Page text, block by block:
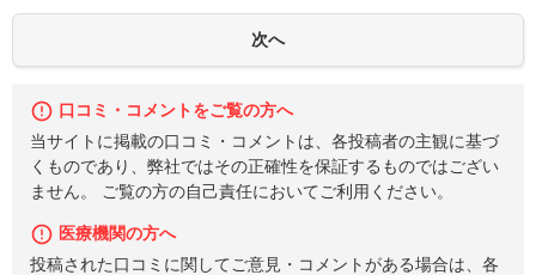
口コミ・コメントをご覧の方へ
当サイトに掲載の口コミ・コメントは、各投稿者の主観に基づ
くものであり、弊社ではその正確性を保証するものではござい
ません。 ご覧の方の自己責任においてご利用ください。
医療機関の方へ
投稿された口コミに関してご意見・コメントがある場合は、各